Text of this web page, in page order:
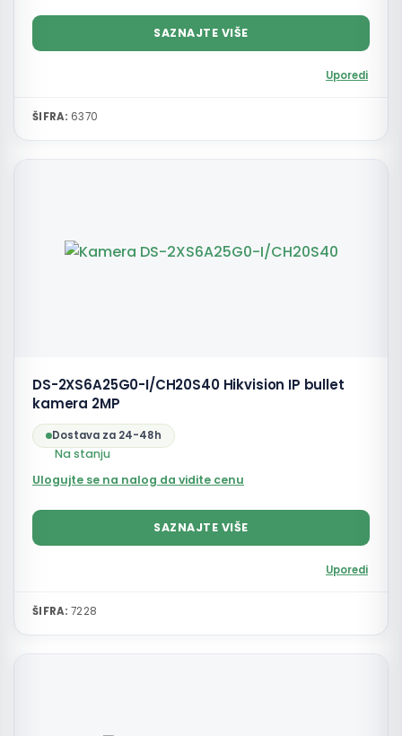
SAZNAJTE VIŠE
Uporedi
ŠIFRA: 6370
DS-2XS6A25G0-I/CH20S40 Hikvision IP bullet
kamera 2MP
Dostava za 24-48h
Na stanju
Ulogujte se na nalog da vidite cenu
SAZNAJTE VIŠE
Uporedi
ŠIFRA: 7228